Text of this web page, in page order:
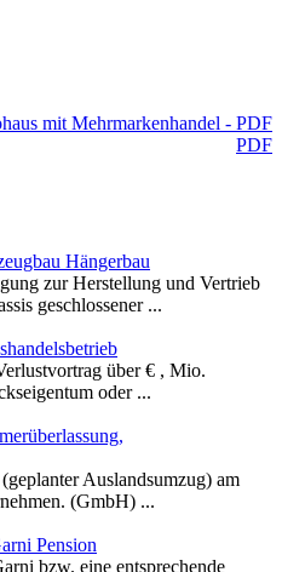
PDF
Hängerbau
zur Herstellung und Vertrieb
geschlossener ...
über € , Mio.
oder ...
Auslandsumzug) am
(GmbH) ...
Pension
bzw. eine entsprechende